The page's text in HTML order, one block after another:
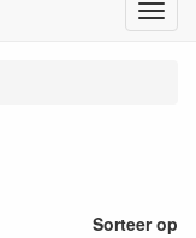
Menu
Sorteer op